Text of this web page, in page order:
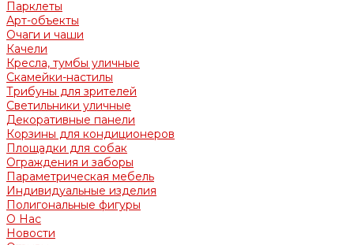
Парклеты
Арт-объекты
Очаги и чаши
Качели
Кресла, тумбы уличные
Скамейки-настилы
Трибуны для зрителей
Светильники уличные
Декоративные панели
Корзины для кондиционеров
Площадки для собак
Ограждения и заборы
Параметрическая мебель
Индивидуальные изделия
Полигональные фигуры
О Нас
Новости